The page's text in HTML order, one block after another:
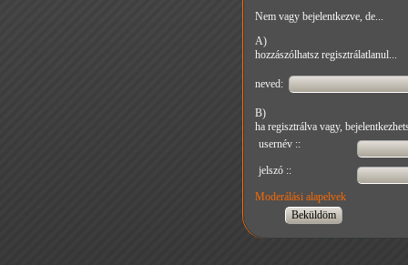
Nem vagy bejelentkezve, de...
A)
hozzászólhatsz regisztrálatlanul...
neved:
B)
ha regisztrálva vagy,
usernév ::
jelszó ::
Moderálási alapelvek